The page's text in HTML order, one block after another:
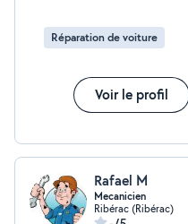
Réparation de voiture
Voir le profil
Rafael M
Mecanicien
Ribérac (Ribérac)